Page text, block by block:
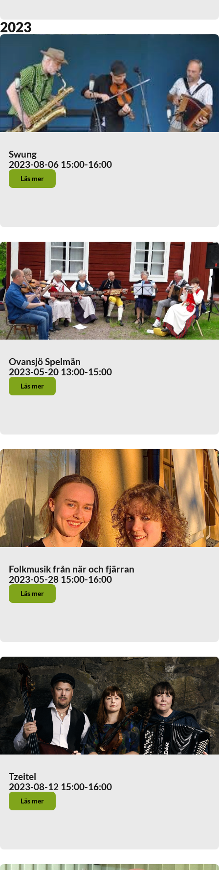
2023
Swung
2023-08-06 15:00-16:00
Läs mer
Ovansjö Spelmän
2023-05-20 13:00-15:00
Läs mer
Folkmusik från när och fjärran
2023-05-28 15:00-16:00
Läs mer
Tzeitel
2023-08-12 15:00-16:00
Läs mer